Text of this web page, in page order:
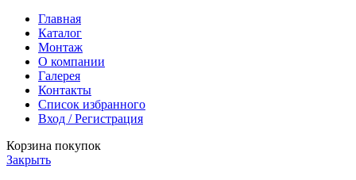
Главная
Каталог
Монтаж
О компании
Галерея
Контакты
Список избранного
Вход / Регистрация
Корзина покупок
Закрыть